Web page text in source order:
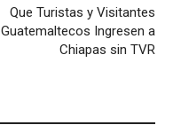
Que Turistas y Visitantes
Guatemaltecos Ingresen a
Chiapas sin TVR